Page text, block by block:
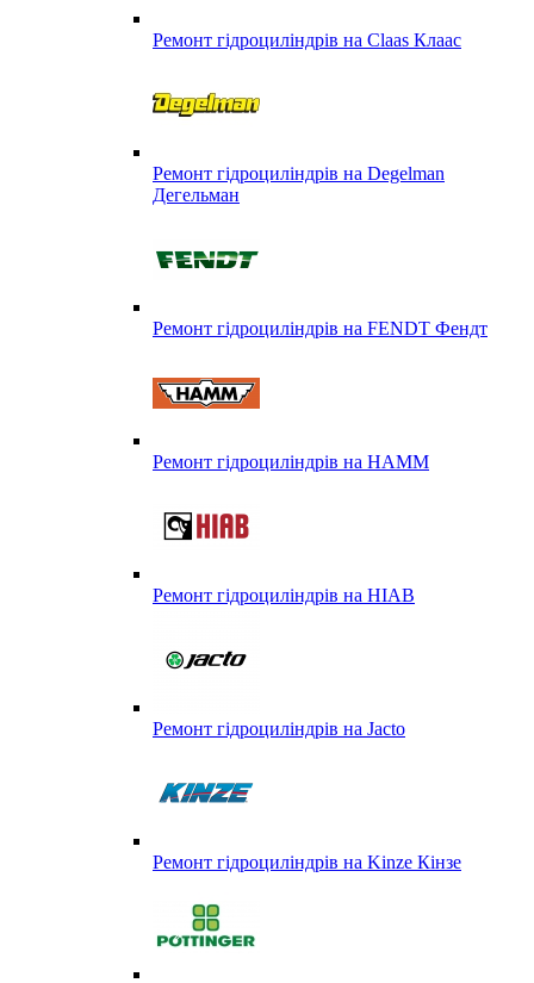
Ремонт гідроциліндрів на Claas Клаас
Ремонт гідроциліндрів на Degelman
Дегельман
Ремонт гідроциліндрів на FENDT Фендт
Ремонт гідроциліндрів на HAMM
Ремонт гідроциліндрів на HIAB
Ремонт гідроциліндрів на Jacto
Ремонт гідроциліндрів на Kinze Кінзе